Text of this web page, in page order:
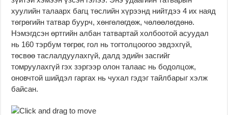
хуулийн талаарх багц төслийн хүрээнд нийтдээ 4 их наяд
төгрөгийн татвар буурч, хөнгөлөгдөж, чөлөөлөгдөнө.
Нэмэгдсэн өртгийн албан татвартай холбоотой асуудал
нь 160 тэрбум төгрөг, гол нь тогтолцоогоо эвдэхгүй,
төсвөө таслалдуулахгүй, далд эдийн засгийг
томруулахгүй гэх зэргээр олон талаас нь бодолцож,
оновчтой шийдэл гаргах нь чухал гэдэг тайлбарыг хэлж
байсан.